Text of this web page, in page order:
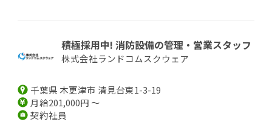
積極採用中! 消防設備の管理・営業スタッフ
株式会社ランドコムスクウェア
千葉県 木更津市 清見台東1-3-19
月給201,000円 ～
契約社員